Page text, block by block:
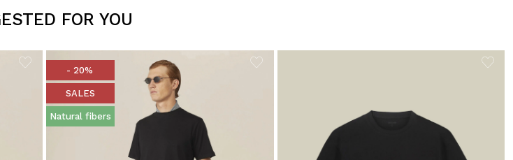
FOR YOU
- 20%
SALES
Natural fibers